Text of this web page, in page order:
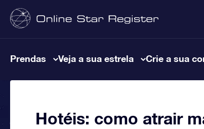
Prendas Veja a sua estrela Crie a sua
Hotéis: como atrair